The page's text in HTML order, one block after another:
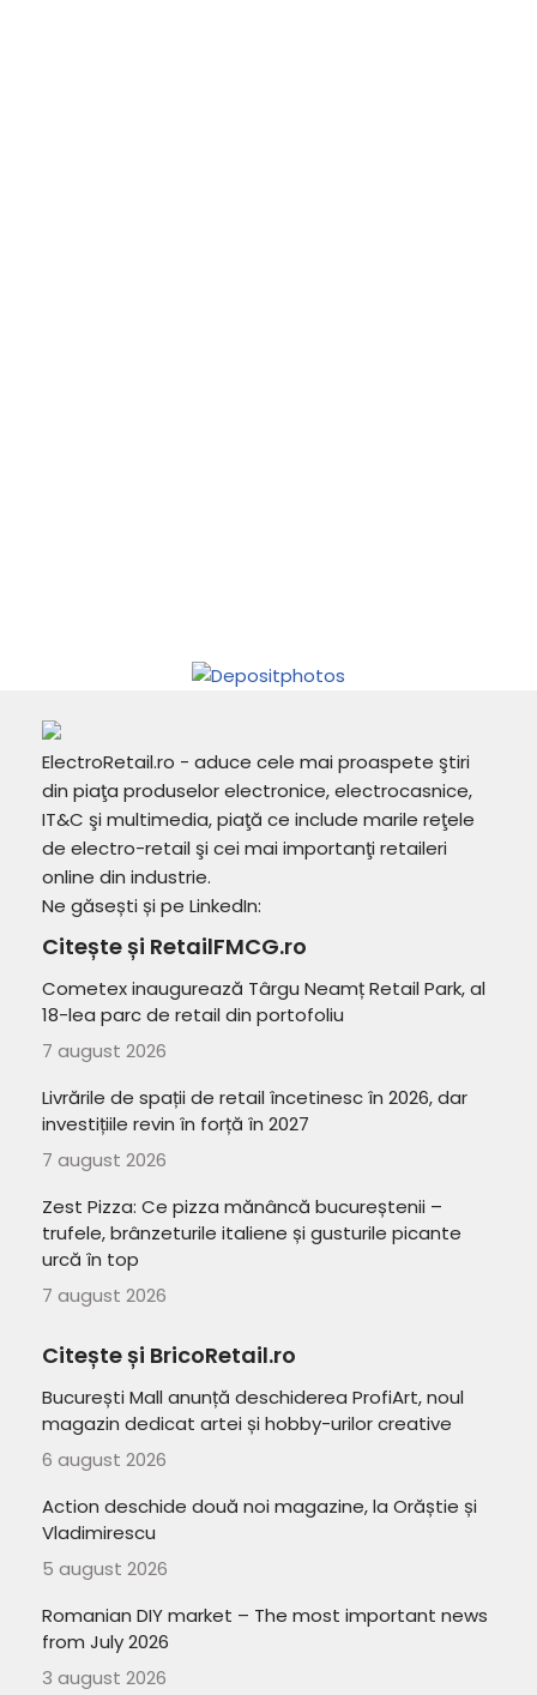
ElectroRetail.ro - aduce cele mai proaspete ştiri
din piaţa produselor electronice, electrocasnice,
IT&C şi multimedia, piaţă ce include marile reţele
de electro-retail şi cei mai importanţi retaileri
online din industrie.
Ne găsești și pe LinkedIn:
Citește și RetailFMCG.ro
Cometex inaugurează Târgu Neamț Retail Park, al
18-lea parc de retail din portofoliu
7 august 2026
Livrările de spații de retail încetinesc în 2026, dar
investițiile revin în forță în 2027
7 august 2026
Zest Pizza: Ce pizza mănâncă bucureștenii –
trufele, brânzeturile italiene și gusturile picante
urcă în top
7 august 2026
Citește și BricoRetail.ro
București Mall anunță deschiderea ProfiArt, noul
magazin dedicat artei și hobby-urilor creative
6 august 2026
Action deschide două noi magazine, la Orăștie și
Vladimirescu
5 august 2026
Romanian DIY market – The most important news
from July 2026
3 august 2026